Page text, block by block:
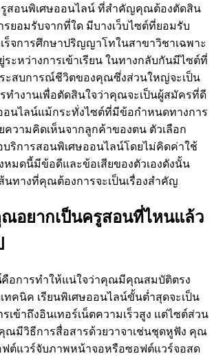
สอนพิเศษออนไลน์ ที่สำคัญคุณต้องตัดสิน
ยอมรับจากที่ใด มีบางเว็บไซต์ที่ยอมรับ
ร็จการศึกษาปริญญาโทในสาขาวิชาเฉพาะ
ะหว่างการเข้าเรียน ในทางกลับกันมีไซต์ที่
สบการณ์ชีวิตของคุณซึ่งส่วนใหญ่จะเป็น
ทำงานเพื่อตัดสินใจว่าคุณจะเป็นผู้สมัครที่ดี
อนไลน์แม้กระทั่งไซต์ที่มีข้อกำหนดทางการ
ความคิดเห็นจากลูกค้าของตน ตัวเลือก
บริการสอนพิเศษออนไลน์โดยไม่คิดค่าใช้
หมดนี้มีข้อดีและข้อเสียของตัวเองดังนั้น
นทางที่คุณต้องการจะเป็นเรื่องสำคัญ
อยากเป็นครูสอนที่ไหนแล้ว
คือการทำให้แน่ใจว่าคุณมีคุณสมบัติตรง
ทคนิค เรียนพิเศษออนไลน์ขั้นต่ำสุดจะเป็น
เข้าถึงอินเทอร์เน็ตความเร็วสูง แต่ไซต์ส่วน
ณมีวิธีการสื่อสารด้วยวาจาเช่นชุดหูฟัง คุณ
ฟต์แวร์จับภาพหน้าจอหรือซอฟต์แวร์จอสด